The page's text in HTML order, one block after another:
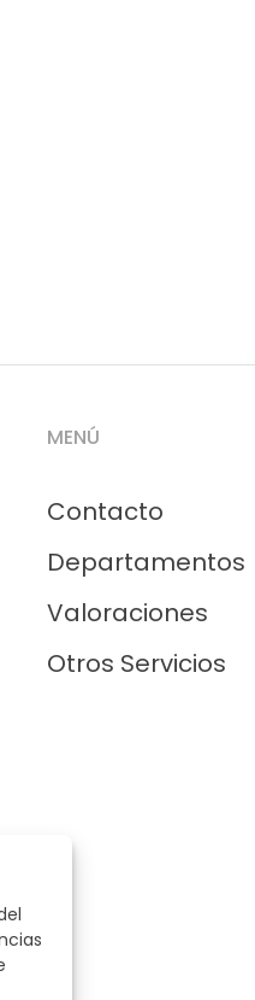
MENÚ
Contacto
Departamentos
Valoraciones
Otros Servicios